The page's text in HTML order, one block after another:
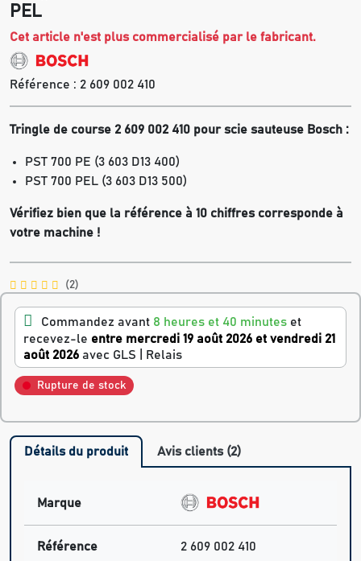
PEL
Cet article n'est plus commercialisé par le fabricant.
Référence : 2 609 002 410
Tringle de course 2 609 002 410 pour scie sauteuse Bosch :
PST 700 PE (3 603 D13 400)
PST 700 PEL (3 603 D13 500)
Vérifiez bien que la référence à 10 chiffres corresponde à
votre machine !
(2)
Commandez avant 8 heures et 40 minutes et
recevez-le entre mercredi 19 août 2026 et vendredi 21
août 2026 avec GLS | Relais
Rupture de stock
Détails du produit Avis clients (2)
Marque
Référence 2 609 002 410